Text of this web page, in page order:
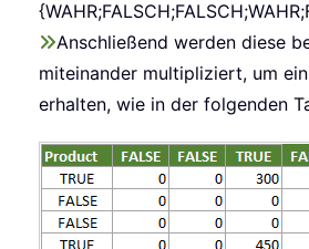
Anschließend werden diese
miteinander multipliziert, um
erhalten, wie in der folgenden